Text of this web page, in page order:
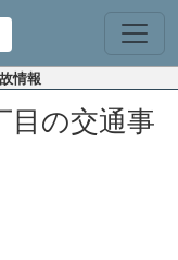
情報
目の交通事